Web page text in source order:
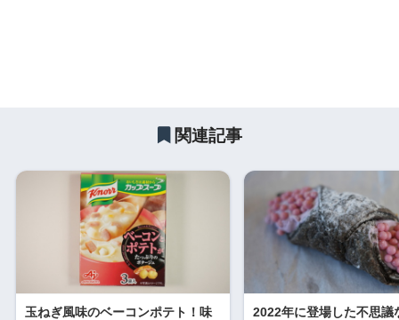
関連記事
玉ねぎ風味のベーコンポテト！味
2022年に登場した不思議